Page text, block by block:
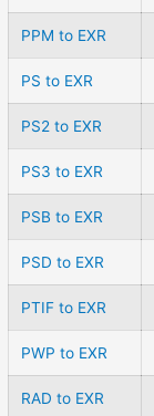
PPM to EXR
PS to EXR
PS2 to EXR
PS3 to EXR
PSB to EXR
PSD to EXR
PTIF to EXR
PWP to EXR
RAD to EXR